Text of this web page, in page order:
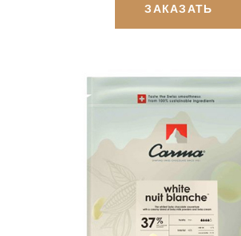
ЗАКАЗАТЬ